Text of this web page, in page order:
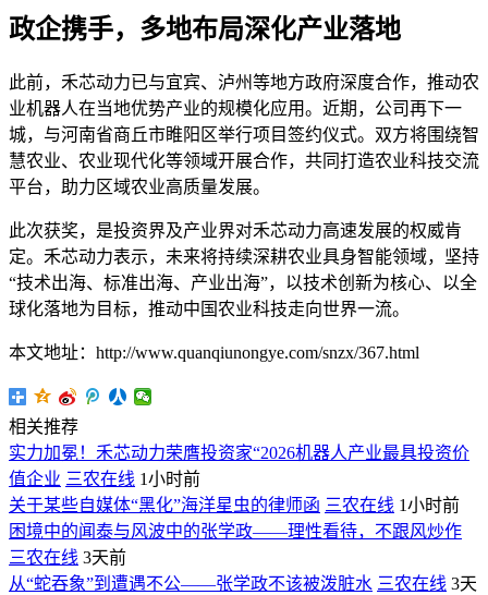
政企携手，多地布局深化产业落地
此前，禾芯动力已与宜宾、泸州等地方政府深度合作，推动农
业机器人在当地优势产业的规模化应用。近期，公司再下一
城，与河南省商丘市睢阳区举行项目签约仪式。双方将围绕智
慧农业、农业现代化等领域开展合作，共同打造农业科技交流
平台，助力区域农业高质量发展。
此次获奖，是投资界及产业界对禾芯动力高速发展的权威肯
定。禾芯动力表示，未来将持续深耕农业具身智能领域，坚持
“技术出海、标准出海、产业出海”，以技术创新为核心、以全
球化落地为目标，推动中国农业科技走向世界一流。
本文地址：http://www.quanqiunongye.com/snzx/367.html
相关推荐
实力加冕！禾芯动力荣膺投资家“2026机器人产业最具投资价
值企业 三农在线 1小时前
关于某些自媒体“黑化”海洋星虫的律师函 三农在线 1小时前
困境中的闻泰与风波中的张学政——理性看待，不跟风炒作
三农在线 3天前
从“蛇吞象”到遭遇不公——张学政不该被泼脏水 三农在线 3天